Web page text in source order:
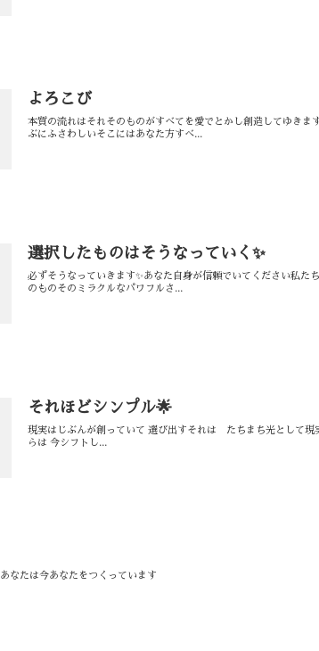
よろこび
本質の流れは⁡それそのものがすべてを愛でとかし創造してゆき
ぶにふさわしい⁡⁡そこにはあなた方すべ...
選択したものはそうなっていく✨
必ずそうなっていきます✨⁡⁡あなた自身が信頼でいてください⁡⁡⁡私
のもの⁡⁡そのミラクルなパワフルさ...
それほどシンプル🌟
現実はじぶんが創っていて 選び出すそれは たちまち光として現
らは 今シフトし...
あなたは今あなたをつくっています